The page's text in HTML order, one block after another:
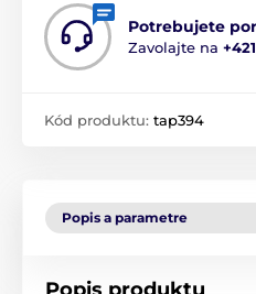
Potrebujete
Zavolajte na
Kód produktu: tap394
Popis a parametre